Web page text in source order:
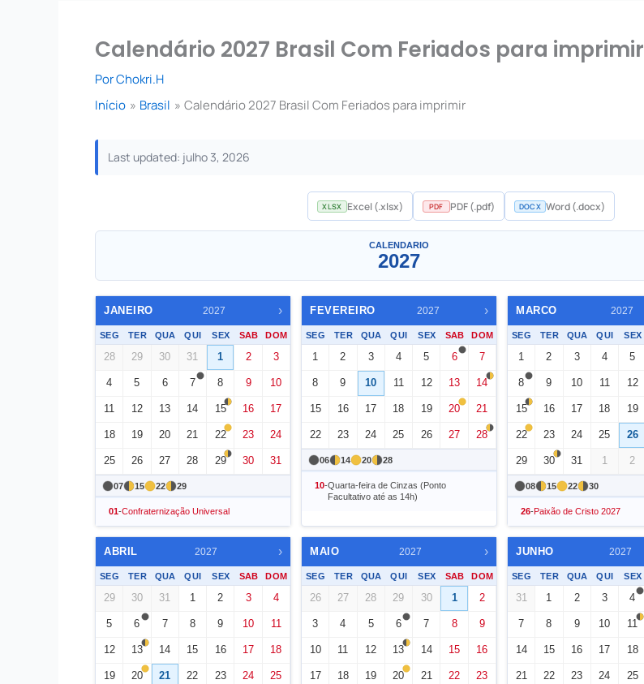
Calendário 2027 Brasil Com Feriados para imprimir
PorChokri.H
Início
Brasil Calendário 2027 Brasil Com Feriados para imprimir
Last updated: julho 3, 2026
XLSX Excel (.xlsx) PDF PDF (.pdf) DOCX Word (.docx)
CALENDARIO
2027
JANEIRO 2027 ›
SEG TER QUA QUI SEX SAB DOM
28 29 30 31 1 2 3
4 5 6 7 8 9 10
11 12 13 14 15 16 17
18 19 20 21 22 23 24
25 26 27 28 29 30 31
07 15 22 29
01-Confraternização Universal
FEVEREIRO 2027 ›
SEG TER QUA QUI SEX SAB DOM
1 2 3 4 5 6 7
8 9 10 11 12 13 14
15 16 17 18 19 20 21
22 23 24 25 26 27 28
06 14 20 28
10-Quarta-feira de Cinzas (Ponto
Facultativo até as 14h)
MARCO 2027
SEG TER QUA QUI SEX
1 2 3 4 5
8 9 10 11 12
15 16 17 18 19
22 23 24 25 26
29 30 31 1 2
08 15 22 30
26-Paixão de Cristo 2027
ABRIL 2027 ›
SEG TER QUA QUI SEX SAB DOM
29 30 31 1 2 3 4
5 6 7 8 9 10 11
12 13 14 15 16 17 18
19 20 21 22 23 24 25
MAIO 2027 ›
SEG TER QUA QUI SEX SAB DOM
26 27 28 29 30 1 2
3 4 5 6 7 8 9
10 11 12 13 14 15 16
17 18 19 20 21 22 23
JUNHO 2027
SEG TER QUA QUI SEX
31 1 2 3 4
7 8 9 10 11
14 15 16 17 18
21 22 23 24 25